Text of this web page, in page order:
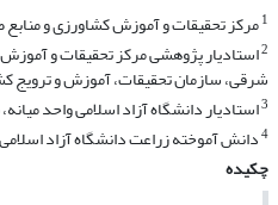
1مرکز تحقیقات و آموزش کشاورزی و
2استادیار پژوهشی مرکز تحقیقات و
شرقی، سازمان تحقیقات، آموزش و ترویج
3استادیار دانشگاه آزاد اسلامی واحد میانه،
4دانش ‏آموخته زراعت دانشگاه آزاد
چکیده